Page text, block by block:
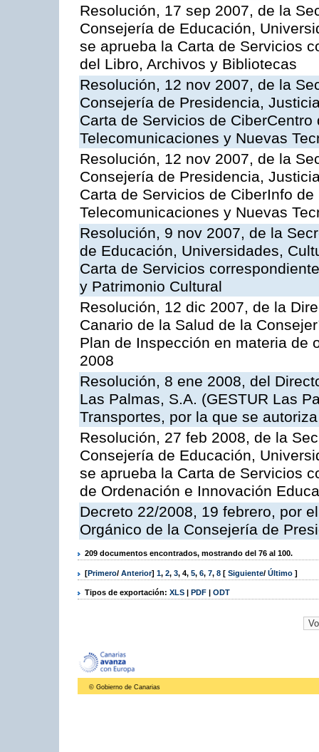
Resolución, 17 sep 2007, de la
Consejería de Educación,
se aprueba la Carta de Servicios
del Libro, Archivos y Bibliotecas
Resolución, 12 nov 2007, de la
Consejería de Presidencia,
Carta de Servicios de
Telecomunicaciones y Nuevas
Resolución, 12 nov 2007, de la
Consejería de Presidencia,
Carta de Servicios de CiberInfo
Telecomunicaciones y Nuevas
Resolución, 9 nov 2007, de la
de Educación, Universidades,
Carta de Servicios
y Patrimonio Cultural
Resolución, 12 dic 2007, de la
Canario de la Salud de la
Plan de Inspección en materia de
2008
Resolución, 8 ene 2008, del
Las Palmas, S.A. (GESTUR Las
Transportes, por la que se
Resolución, 27 feb 2008, de la
Consejería de Educación,
se aprueba la Carta de Servicios
de Ordenación e Innovación
Decreto 22/2008, 19 febrero, por
Orgánico de la Consejería de
209 documentos encontrados, mostrando del 76 al 100.
[Primero/ Anterior] 1, 2, 3, 4, 5, 6, 7, 8 [ Siguiente/ Último ]
Tipos de exportación: XLS | PDF | ODT
© Gobierno de Canarias